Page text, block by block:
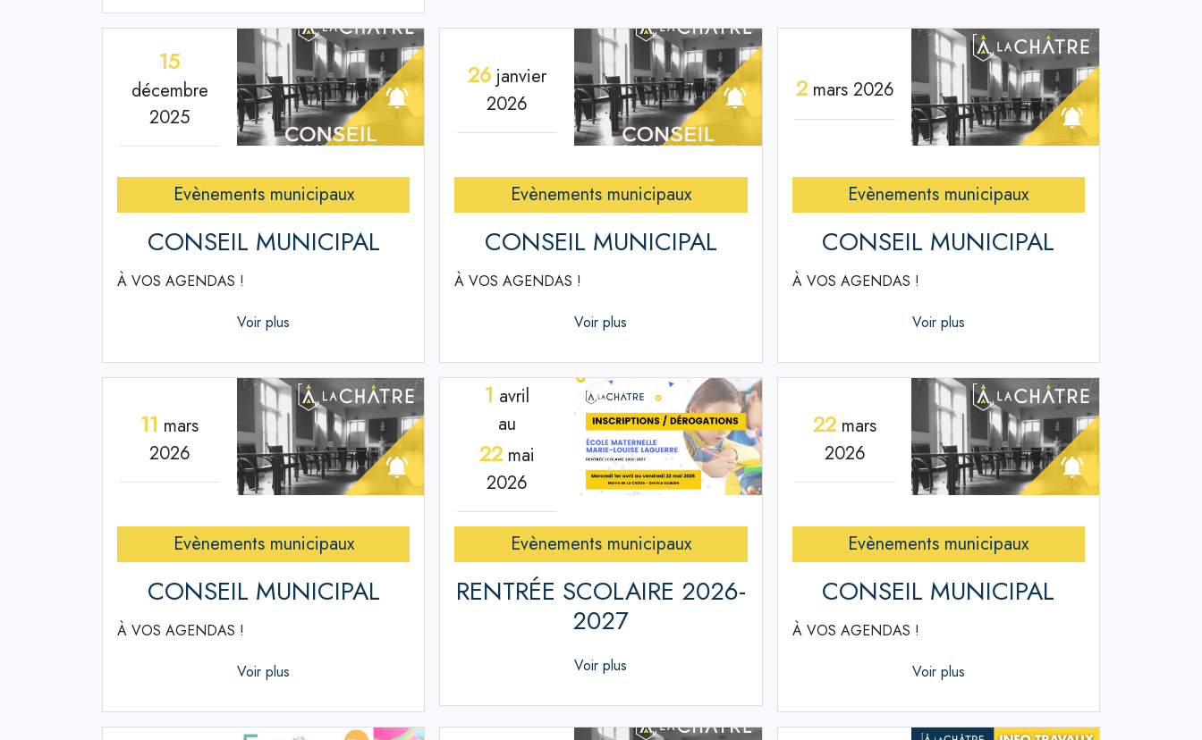
15
décembre
2025
Evènements municipaux
CONSEIL MUNICIPAL
À VOS AGENDAS !
Voir plus
26 janvier
2026
Evènements municipaux
CONSEIL MUNICIPAL
À VOS AGENDAS !
Voir plus
2mars 2026
Evènements municipaux
CONSEIL MUNICIPAL
À VOS AGENDAS !
Voir plus
11 mars
2026
Evènements municipaux
CONSEIL MUNICIPAL
À VOS AGENDAS !
Voir plus
1 avril
au
22 mai
2026
Evènements municipaux
RENTRÉE SCOLAIRE 2026-
2027
Voir plus
22 mars
2026
Evènements municipaux
CONSEIL MUNICIPAL
À VOS AGENDAS !
Voir plus